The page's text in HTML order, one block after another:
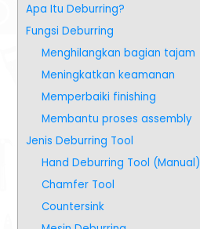
Apa Itu Deburring?
Fungsi Deburring
Menghilangkan bagian tajam
Meningkatkan keamanan
Memperbaiki finishing
Membantu proses assembly
Jenis Deburring Tool
Hand Deburring Tool (Manual)
Chamfer Tool
Countersink